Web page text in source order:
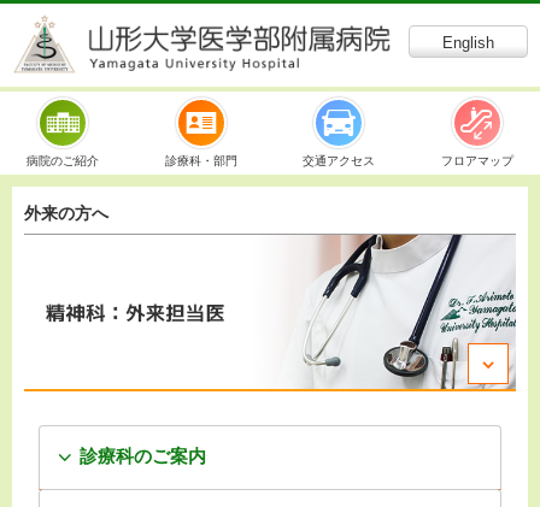
English
病院のご紹介 診療科・部門 交通アクセス フロアマップ
外来の方へ
診療科のご案内